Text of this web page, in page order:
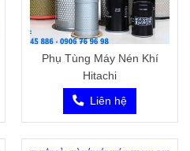
Phụ Tùng Máy Nén Khí
Hitachi
Liên hệ